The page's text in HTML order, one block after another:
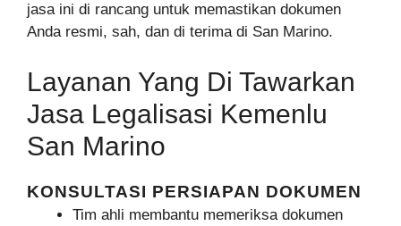
jasa ini di rancang untuk memastikan dokumen
Anda resmi, sah, dan di terima di San Marino.
Layanan Yang Di Tawarkan
Jasa Legalisasi Kemenlu
San Marino
KONSULTASI PERSIAPAN DOKUMEN
Tim ahli membantu memeriksa dokumen